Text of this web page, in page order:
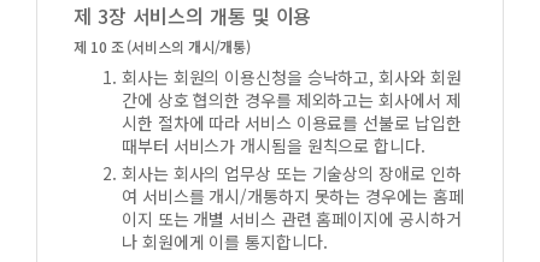
제 3장 서비스의 개통 및 이용
제 10 조 (서비스의 개시/개통)
회사는 회원의 이용신청을 승낙하고, 회사와 회원
간에 상호 협의한 경우를 제외하고는 회사에서 제
시한 절차에 따라 서비스 이용료를 선불로 납입한
때부터 서비스가 개시됨을 원칙으로 합니다.
회사는 회사의 업무상 또는 기술상의 장애로 인하
여 서비스를 개시/개통하지 못하는 경우에는 홈페
이지 또는 개별 서비스 관련 홈페이지에 공시하거
나 회원에게 이를 통지합니다.